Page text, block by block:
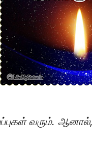
வரும். ஆனால்,